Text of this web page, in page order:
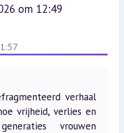
om 12:49
verhaal
vrijheid, verlies en
vrouwen